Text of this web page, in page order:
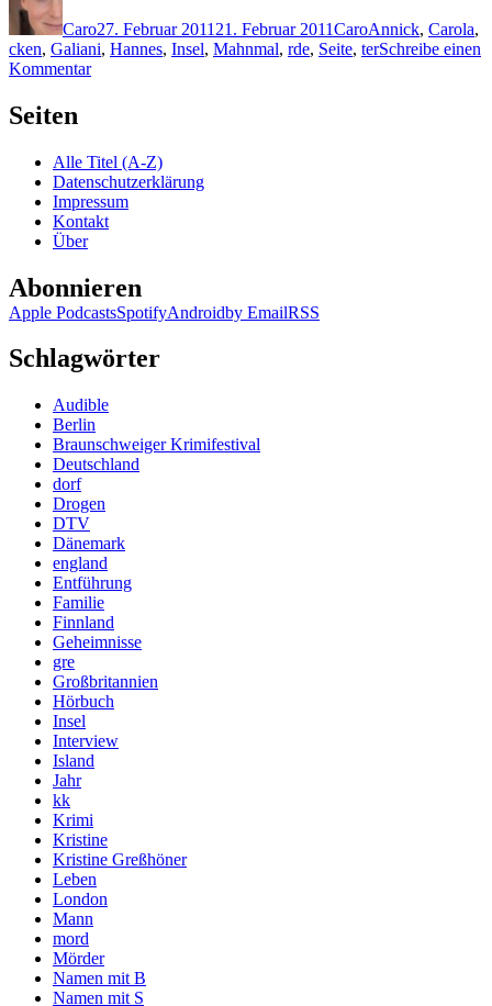
Caro27. Februar 2011 21. Februar 2011CaroAnnick, Carola,
cken, Galiani, Hannes, Insel, Mahnmal, rde, Seite, terSchreibe einen
Kommentarzu
–
Er
Seiten
Alle Titel (A-Z)
Datenschutzerklärung
Impressum
Kontakt
Über
Abonnieren
Apple PodcastsSpotifyAndroidby EmailRSS
Schlagwörter
Audible
Berlin
Braunschweiger Krimifestival
Deutschland
dorf
Drogen
DTV
Dänemark
england
Entführung
Familie
Finnland
Geheimnisse
gre
Großbritannien
Hörbuch
Insel
Interview
Island
Jahr
kk
Krimi
Kristine
Kristine Greßhöner
Leben
London
Mann
mord
Mörder
Namen mit B
Namen mit S